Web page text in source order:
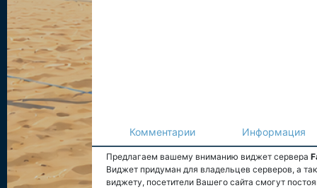
Комментарии Информация
Предлагаем вашему вниманию виджет сервера
Виджет придуман для владельцев серверов, а
виджету, посетители Вашего сайта смогут